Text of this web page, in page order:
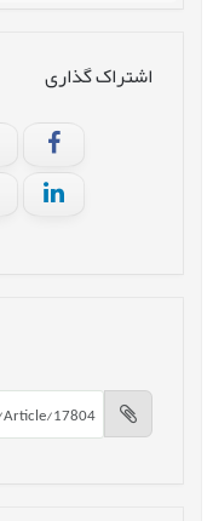
اشتراک گذاری